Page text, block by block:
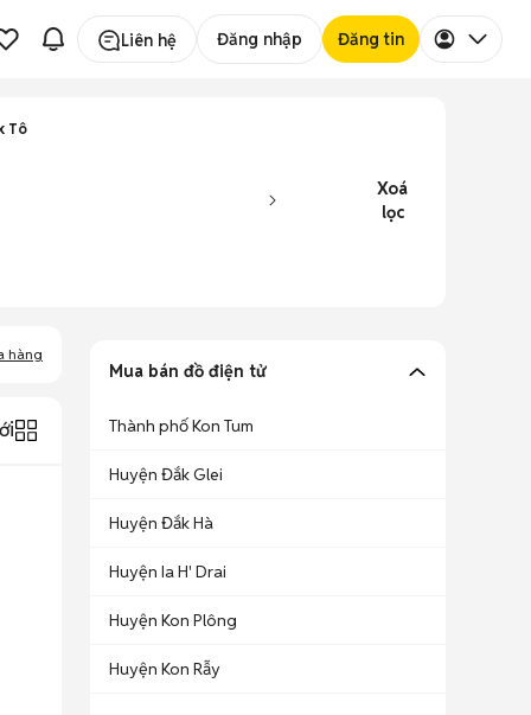
Liên hệ Đăng nhập Đăng tin
Tô
Xoá
lọc
hàng
Mua bán đồ điện tử
Thành phố Kon Tum
Huyện Đắk Glei
Huyện Đắk Hà
Huyện Ia H' Drai
Huyện Kon Plông
Huyện Kon Rẫy